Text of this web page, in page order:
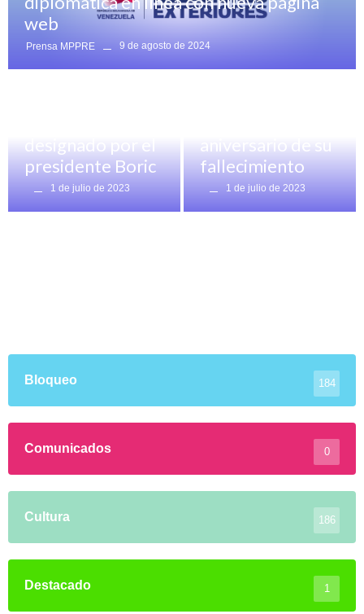
web
Prensa MPPRE 9 de agosto de 2024
Destacado Noticias
designado por el
presidente Boric
1 de julio de 2023
Embajada de
Argentina en
aniversario de su
fallecimiento
1 de julio de 2023
Bloqueo 184
Comunicados 0
Cultura 186
Destacado 1